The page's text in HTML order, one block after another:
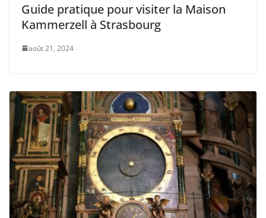
Guide pratique pour visiter la Maison
Kammerzell à Strasbourg
août 21, 2024